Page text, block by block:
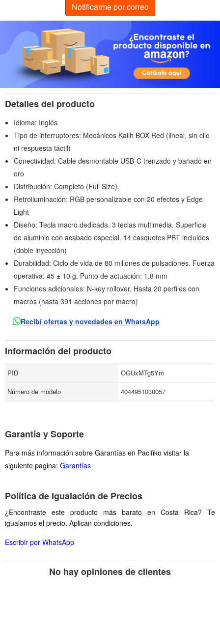
Notificarme por correo
Detalles del producto
Idioma: Inglés
Tipo de interruptores: Mecánicos Kailh BOX Red (lineal, sin clic
ni respuesta táctil)
Conectividad: Cable desmontable USB-C trenzado y bañado en
oro
Distribución: Completo (Full Size).
Retroiluminación: RGB personalizable con 20 efectos y Edge
Light
Diseño: Tecla macro dedicada. 3 teclas multimedia. Superficie
de aluminio con acabado especial. 14 casquetes PBT incluidos
(doble inyección)
Durabilidad: Ciclo de vida de 80 millones de pulsaciones. Fuerza
operativa: 45 ± 10 g. Punto de actuación: 1,8 mm
Funciones adicionales: N-key rollover. Hasta 20 perfiles con
macros (hasta 391 acciones por macro)
Recibí ofertas y novedades en WhatsApp
Información del producto
PID
OGUxMTg5Ym
Número de modelo
4044951030057
Garantía y Soporte
Para más información sobre Garantías en Pacifiko visitar la
siguiente pagina: Garantías
Política de Igualación de Precios
¿Encontraste este producto más barato en Costa Rica? Te
igualamos el precio. Aplican condiciones.
Escribir por WhatsApp
No hay opiniones de clientes